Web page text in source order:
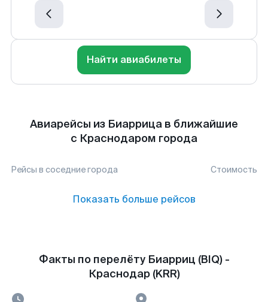
Найти авиабилеты
Авиарейсы из Биаррица в ближайшие
с Краснодаром города
Рейсы в соседние города Стоимость
Показать больше рейсов
Факты по перелёту Биарриц (BIQ) -
Краснодар (KRR)